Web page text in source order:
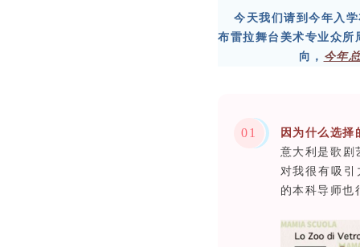
今天我们请到今年入
布雷拉舞台美术专业众所
向， 今年
01
因为什么选择
意大利是歌剧
对我很有吸引
的本科导师也